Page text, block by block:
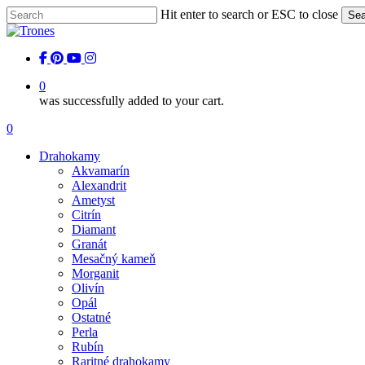
Skip
to
content
Hit enter to search or ESC to close
Close
facebook
pinterest
youtubeinstagram
0
was successfully added to your cart.
Menu
0
Drahokamy
Akvamarín
Alexandrit
Ametyst
Citrín
Diamant
Granát
Mesačný kameň
Morganit
Olivín
Opál
Ostatné
Perla
Rubín
Raritné drahokamy